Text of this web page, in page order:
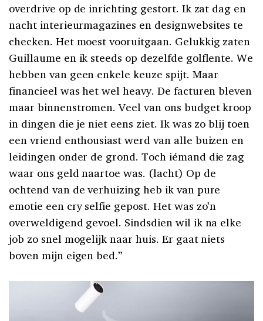
overdrive op de inrichting gestort. Ik zat dag en
nacht interieurmagazines en designwebsites te
checken. Het moest vooruitgaan. Gelukkig zaten
Guillaume en ik steeds op dezelfde golflente. We
hebben van geen enkele keuze spijt. Maar
financieel was het wel heavy. De facturen bleven
maar binnenstromen. Veel van ons budget kroop
in dingen die je niet eens ziet. Ik was zo blij toen
een vriend enthousiast werd van alle buizen en
leidingen onder de grond. Toch iémand die zag
waar ons geld naartoe was. (lacht) Op de
ochtend van de verhuizing heb ik van pure
emotie een cry selfie gepost. Het was zo’n
overweldigend gevoel. Sindsdien wil ik na elke
job zo snel mogelijk naar huis. Er gaat niets
boven mijn eigen bed.”